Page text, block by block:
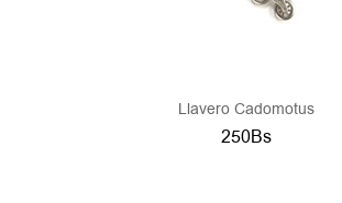
Llavero Cadomotus
250Bs